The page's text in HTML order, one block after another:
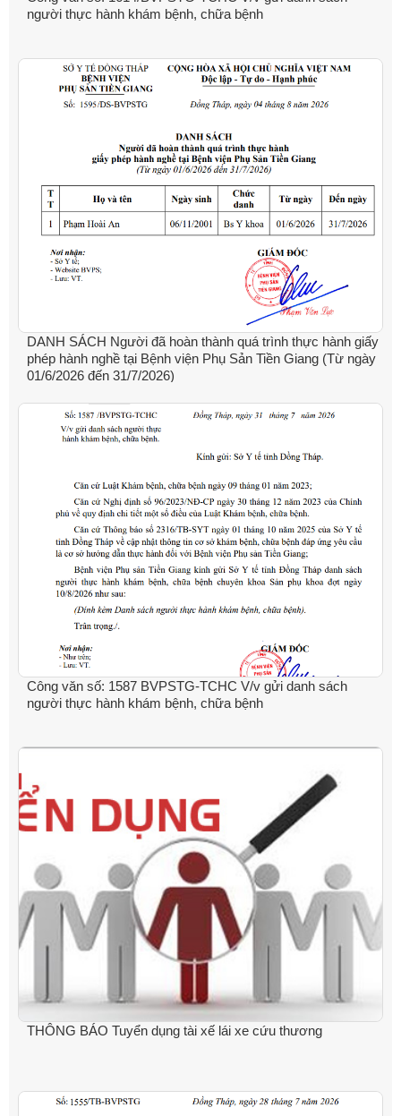
người thực hành khám bệnh, chữa bệnh
DANH SÁCH Người đã hoàn thành quá trình thực hành giấy
phép hành nghề tại Bệnh viện Phụ Sản Tiền Giang (Từ ngày
01/6/2026 đến 31/7/2026)
Công văn số: 1587 BVPSTG-TCHC V/v gửi danh sách
người thực hành khám bệnh, chữa bệnh
THÔNG BÁO Tuyển dụng tài xế lái xe cứu thương